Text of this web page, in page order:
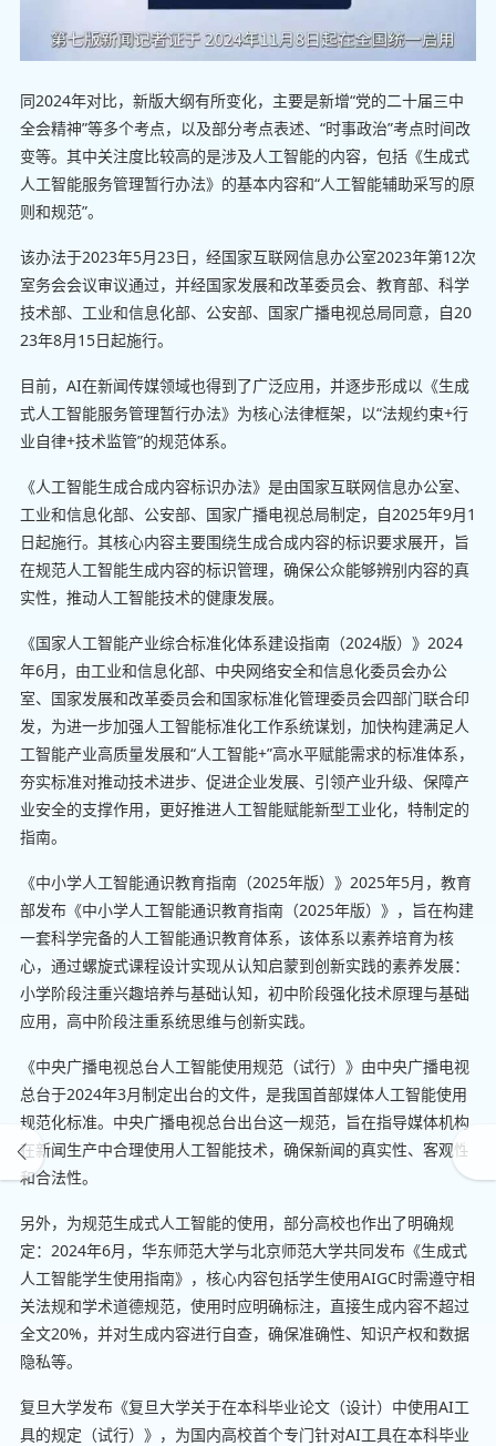
同2024年对比，新版大纲有所变化，主要是新增“党的二十届三中
全会精神”等多个考点，以及部分考点表述、“时事政治”考点时间改
变等。其中关注度比较高的是涉及人工智能的内容，包括《生成式
人工智能服务管理暂行办法》的基本内容和“人工智能辅助采写的原
则和规范”。
该办法于2023年5月23日，经国家互联网信息办公室2023年第12次
室务会会议审议通过，并经国家发展和改革委员会、教育部、科学
技术部、工业和信息化部、公安部、国家广播电视总局同意，自20
23年8月15日起施行。
目前，AI在新闻传媒领域也得到了广泛应用，并逐步形成以《生成
式人工智能服务管理暂行办法》为核心法律框架，以“法规约束+行
业自律+技术监管”的规范体系。
《人工智能生成合成内容标识办法》是由国家互联网信息办公室、
工业和信息化部、公安部、国家广播电视总局制定，自2025年9月1
日起施行。其核心内容主要围绕生成合成内容的标识要求展开，旨
在规范人工智能生成内容的标识管理，确保公众能够辨别内容的真
实性，推动人工智能技术的健康发展。
《国家人工智能产业综合标准化体系建设指南（2024版）》2024
年6月，由工业和信息化部、中央网络安全和信息化委员会办公
室、国家发展和改革委员会和国家标准化管理委员会四部门联合印
发，为进一步加强人工智能标准化工作系统谋划，加快构建满足人
工智能产业高质量发展和“人工智能+”高水平赋能需求的标准体系，
夯实标准对推动技术进步、促进企业发展、引领产业升级、保障产
业安全的支撑作用，更好推进人工智能赋能新型工业化，特制定的
指南。
《中小学人工智能通识教育指南（2025年版）》2025年5月，教育
部发布《中小学人工智能通识教育指南（2025年版）》，旨在构建
一套科学完备的人工智能通识教育体系，该体系以素养培育为核
心，通过螺旋式课程设计实现从认知启蒙到创新实践的素养发展：
小学阶段注重兴趣培养与基础认知，初中阶段强化技术原理与基础
应用，高中阶段注重系统思维与创新实践。
《中央广播电视总台人工智能使用规范（试行）》由中央广播电视
总台于2024年3月制定出台的文件，是我国首部媒体人工智能使用
规范化标准。中央广播电视总台出台这一规范，旨在指导媒体机构
在新闻生产中合理使用人工智能技术，确保新闻的真实性、客观性
和合法性。
另外，为规范生成式人工智能的使用，部分高校也作出了明确规
定：2024年6月，华东师范大学与北京师范大学共同发布《生成式
人工智能学生使用指南》，核心内容包括学生使用AIGC时需遵守相
关法规和学术道德规范，使用时应明确标注，直接生成内容不超过
全文20%，并对生成内容进行自查，确保准确性、知识产权和数据
隐私等。
复旦大学发布《复旦大学关于在本科毕业论文（设计）中使用AI工
具的规定（试行）》，为国内高校首个专门针对AI工具在本科毕业